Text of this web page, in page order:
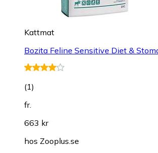
Kattmat
Bozita Feline Sensitive Diet &
(1)
fr.
663 kr
hos Zooplus.se